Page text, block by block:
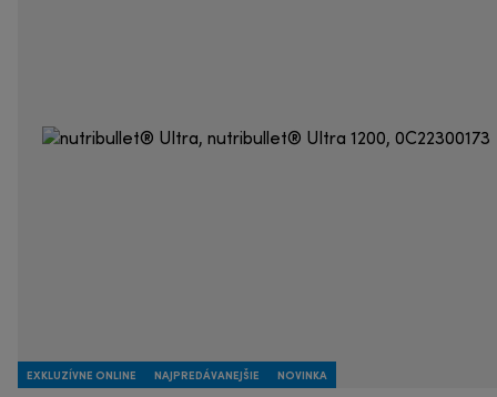
EXKLUZÍVNE ONLINE NAJPREDÁVANEJŠIE NOVINKA